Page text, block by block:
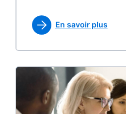
En savoir plus